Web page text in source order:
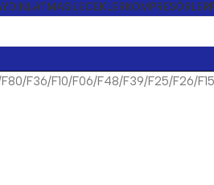
SILECEKLERKOMPRESÖRLER
F36/F10/F06/F48/F39/F25/F26/